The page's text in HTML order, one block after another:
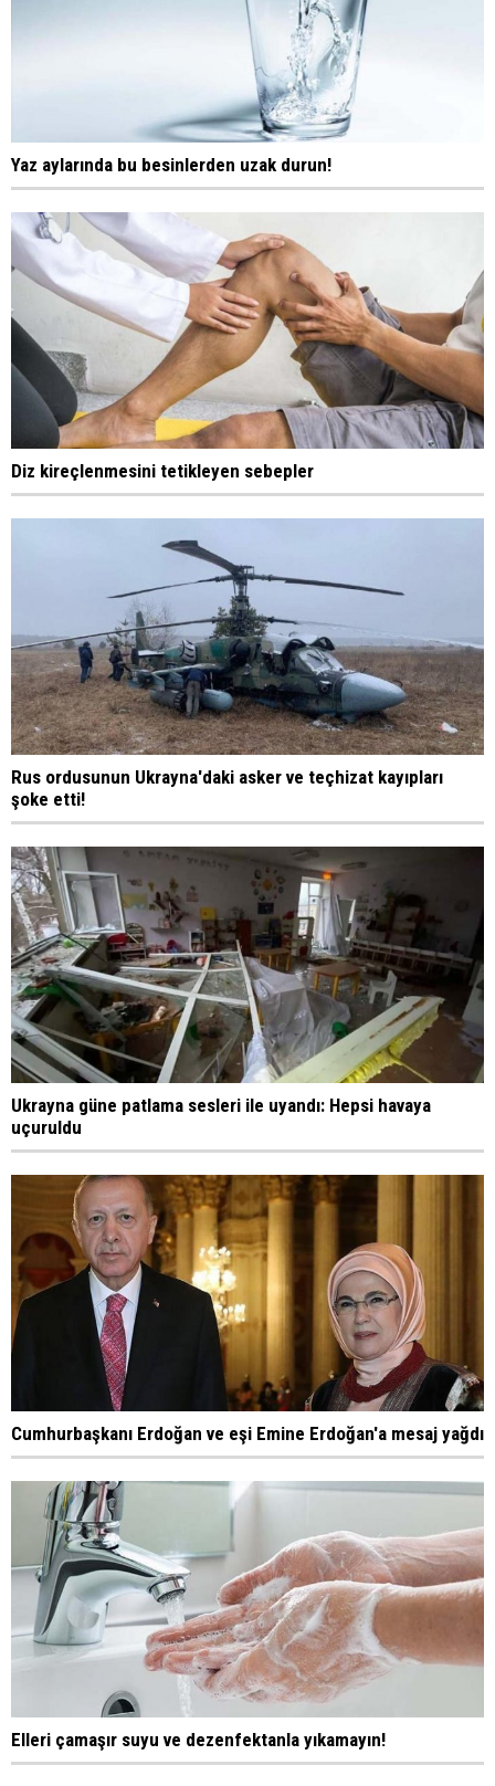
Yaz aylarında bu besinlerden uzak durun!
Diz kireçlenmesini tetikleyen sebepler
Rus ordusunun Ukrayna'daki asker ve teçhizat kayıpları
şoke etti!
Ukrayna güne patlama sesleri ile uyandı: Hepsi havaya
uçuruldu
Cumhurbaşkanı Erdoğan ve eşi Emine Erdoğan'a mesaj yağdı
Elleri çamaşır suyu ve dezenfektanla yıkamayın!